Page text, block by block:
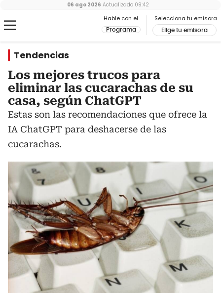
Hable con el
Programa
Selecciona tu emisora
Elige tu emisora
06 ago 2026 Actualizado 09:42
Tendencias
Los mejores trucos para
eliminar las cucarachas de su
casa, según ChatGPT
Estas son las recomendaciones que ofrece la
IA ChatGPT para deshacerse de las
cucarachas.